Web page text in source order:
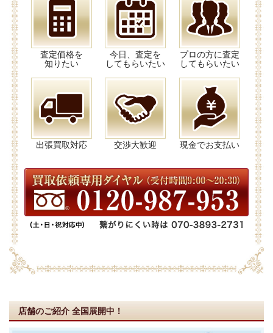
査定価格を
知りたい
今日、査定を
してもらいたい
プロの方に査定
してもらいたい
出張買取対応 交渉大歓迎 現金でお支払い
店舗のご紹介 全国展開中！